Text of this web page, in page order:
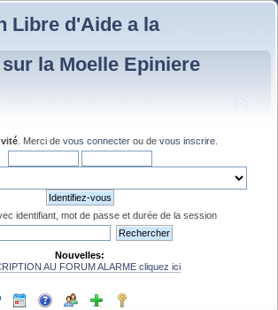
Libre d'Aide a la
la Moelle Epiniere
. Merci de vous connecter ou de vous inscrire
identifiant, mot de passe et durée de la session
Nouvelles:
AU FORUM ALARME cliquez ici